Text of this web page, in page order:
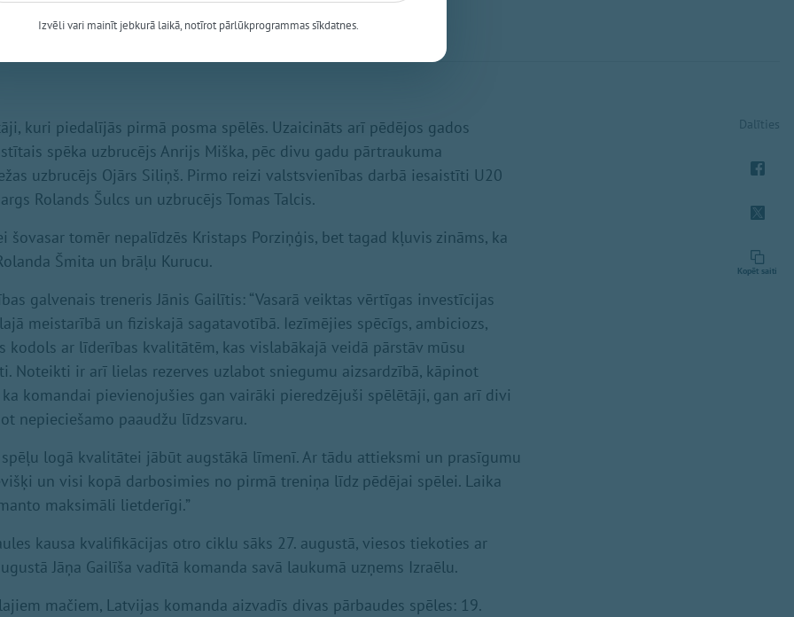
kuri piedalījās pirmā posma spēlēs. Uzaicināts arī pēdējos gados
spēka uzbrucējs Anrijs Miška, pēc divu gadu pārtraukuma
uzbrucējs Ojārs Siliņš. Pirmo reizi valstsvienības darbā iesaistīti U20
Rolands Šulcs un uzbrucējs Tomas Talcis.
šovasar tomēr nepalīdzēs Kristaps Porziņģis, bet tagad kļuvis zināms, ka
Šmita un brāļu Kurucu.
galvenais treneris Jānis Gailītis: “Vasarā veiktas vērtīgas investīcijas
meistarībā un fiziskajā sagatavotībā. Iezīmējies spēcīgs, ambiciozs,
kodols ar līderības kvalitātēm, kas vislabākajā veidā pārstāv mūsu
Noteikti ir arī lielas rezerves uzlabot sniegumu aizsardzībā, kāpinot
komandai pievienojušies gan vairāki pieredzējuši spēlētāji, gan arī divi
nepieciešamo paaudžu līdzsvaru.
spēļu logā kvalitātei jābūt augstākā līmenī. Ar tādu attieksmi un prasīgumu
un visi kopā darbosimies no pirmā treniņa līdz pēdējai spēlei. Laika
maksimāli lietderīgi.”
kausa kvalifikācijas otro ciklu sāks 27. augustā, viesos tiekoties ar
Jāņa Gailīša vadītā komanda savā laukumā uzņems Izraēlu.
mačiem, Latvijas komanda aizvadīs divas pārbaudes spēles: 19.
Dalīties
Kopēt saiti
Izvēli vari mainīt jebkurā laikā, notīrot pārlūkprogrammas sīkdatnes.